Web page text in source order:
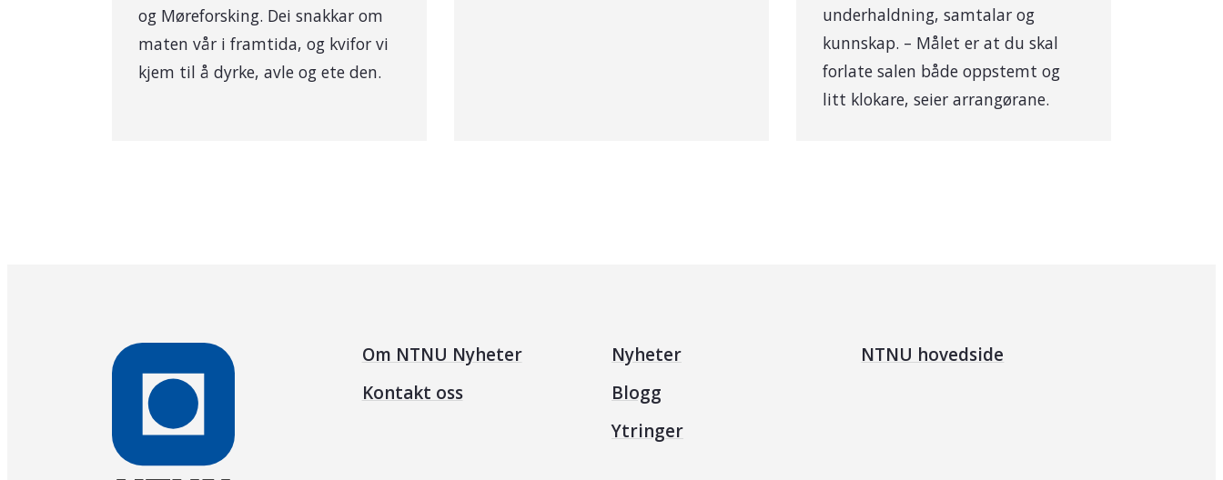
og Møreforsking. Dei snakkar om
maten vår i framtida, og kvifor vi
kjem til å dyrke, avle og ete den.
underhaldning, samtalar og
kunnskap. – Målet er at du skal
forlate salen både oppstemt og
litt klokare, seier arrangørane.
Om NTNU Nyheter
Kontakt oss
Nyheter
Blogg
Ytringer
NTNU hovedside